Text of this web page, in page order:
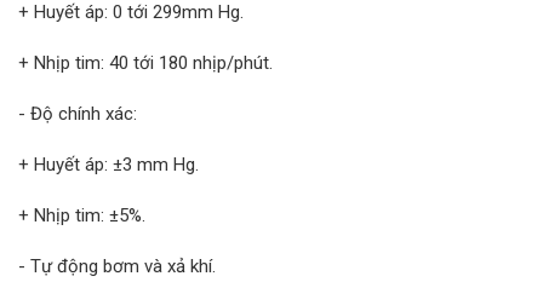
+ Huyết áp: 0 tới 299mm Hg.
+ Nhịp tim: 40 tới 180 nhịp/phút.
- Độ chính xác:
+ Huyết áp: ±3 mm Hg.
+ Nhịp tim: ±5%.
- Tự động bơm và xả khí.